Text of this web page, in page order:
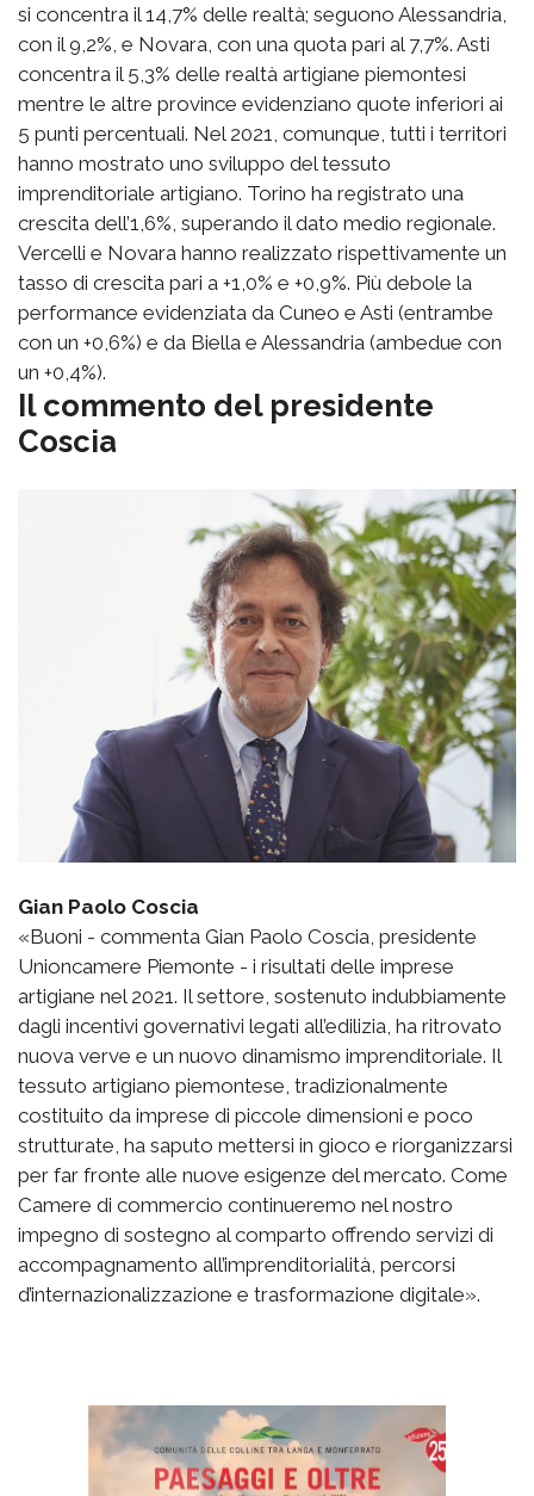
si concentra il 14,7% delle realtà; seguono Alessandria,
con il 9,2%, e Novara, con una quota pari al 7,7%. Asti
concentra il 5,3% delle realtà artigiane piemontesi
mentre le altre province evidenziano quote inferiori ai
5 punti percentuali. Nel 2021, comunque, tutti i territori
hanno mostrato uno sviluppo del tessuto
imprenditoriale artigiano. Torino ha registrato una
crescita dell’1,6%, superando il dato medio regionale.
Vercelli e Novara hanno realizzato rispettivamente un
tasso di crescita pari a +1,0% e +0,9%. Più debole la
performance evidenziata da Cuneo e Asti (entrambe
con un +0,6%) e da Biella e Alessandria (ambedue con
un +0,4%).
Il commento del presidente
Coscia
Gian Paolo Coscia
«Buoni - commenta Gian Paolo Coscia, presidente
Unioncamere Piemonte - i risultati delle imprese
artigiane nel 2021. Il settore, sostenuto indubbiamente
dagli incentivi governativi legati all’edilizia, ha ritrovato
nuova verve e un nuovo dinamismo imprenditoriale. Il
tessuto artigiano piemontese, tradizionalmente
costituito da imprese di piccole dimensioni e poco
strutturate, ha saputo mettersi in gioco e riorganizzarsi
per far fronte alle nuove esigenze del mercato. Come
Camere di commercio continueremo nel nostro
impegno di sostegno al comparto offrendo servizi di
accompagnamento all’imprenditorialità, percorsi
d’internazionalizzazione e trasformazione digitale».